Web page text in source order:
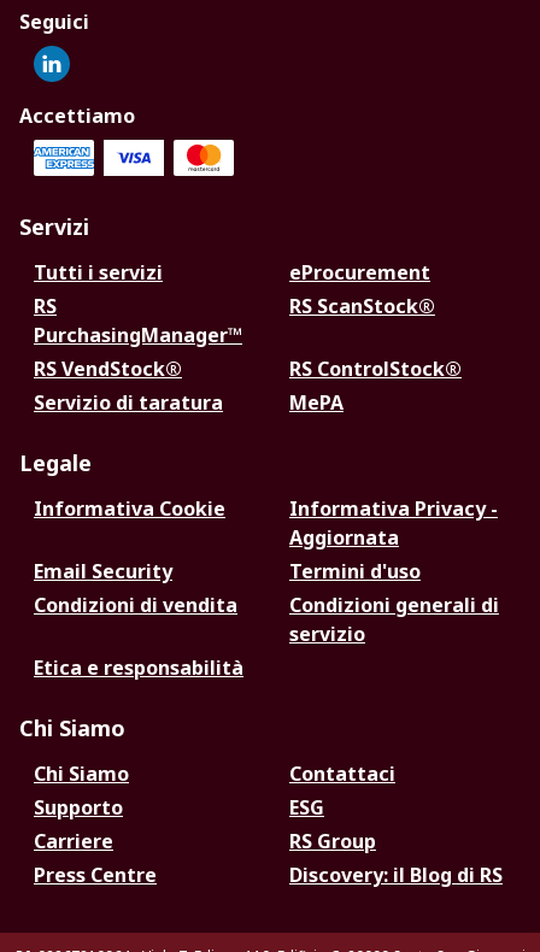
Seguici
Accettiamo
Servizi
Tutti i servizi
eProcurement
RS
PurchasingManager™
RS ScanStock®
RS VendStock®
RS ControlStock®
Servizio di taratura
MePA
Legale
Informativa Cookie
Informativa Privacy -
Aggiornata
Email Security
Termini d'uso
Condizioni di vendita
Condizioni generali di
servizio
Etica e responsabilità
Chi Siamo
Chi Siamo
Contattaci
Supporto
ESG
Carriere
RS Group
Press Centre
Discovery: il Blog di RS